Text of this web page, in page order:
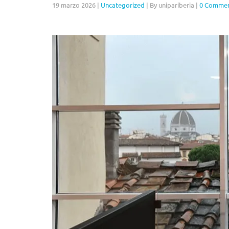
19 marzo 2026 | Uncategorized | By unipariberia | 0